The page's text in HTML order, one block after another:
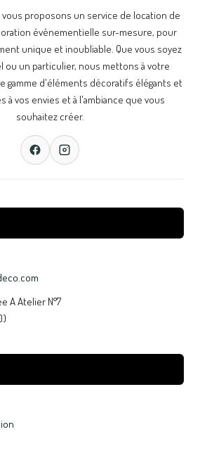
vous proposons un service de location de
évènementielle sur-mesure, pour
unique et inoubliable. Que vous soyez
ou un particulier, nous mettons à votre
gamme d'éléments décoratifs élégants et
à vos envies et à l'ambiance que vous
souhaitez créer.
A Atelier N°7